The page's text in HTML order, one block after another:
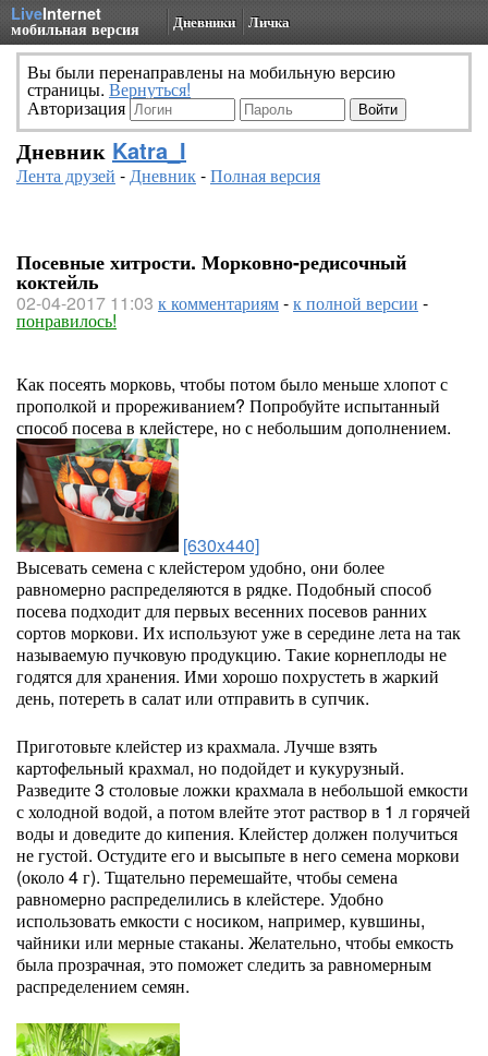
LiveInternet
мобильная версия Дневники Личка
Вы были перенаправлены на мобильную версию
страницы. Вернуться!
Авторизация
Дневник Katra_I
Лента друзей -Дневник-Полная версия
Посевные хитрости. Морковно-редисочный
коктейль
02-04-2017 11:03 к комментариям-к полной версии -
понравилось!
Как посеять морковь, чтобы потом было меньше хлопот с
прополкой и прореживанием? Попробуйте испытанный
способ посева в клейстере, но с небольшим дополнением.
[630x440]
Высевать семена с клейстером удобно, они более
равномерно распределяются в рядке. Подобный способ
посева подходит для первых весенних посевов ранних
сортов моркови. Их используют уже в середине лета на так
называемую пучковую продукцию. Такие корнеплоды не
годятся для хранения. Ими хорошо похрустеть в жаркий
день, потереть в салат или отправить в супчик.
Приготовьте клейстер из крахмала. Лучше взять
картофельный крахмал, но подойдет и кукурузный.
Разведите 3 столовые ложки крахмала в небольшой емкости
с холодной водой, а потом влейте этот раствор в 1 л горячей
воды и доведите до кипения. Клейстер должен получиться
не густой. Остудите его и высыпьте в него семена моркови
(около 4 г). Тщательно перемешайте, чтобы семена
равномерно распределились в клейстере. Удобно
использовать емкости с носиком, например, кувшины,
чайники или мерные стаканы. Желательно, чтобы емкость
была прозрачная, это поможет следить за равномерным
распределением семян.